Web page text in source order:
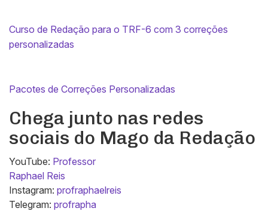
Curso de Redação para o TRF-6 com 3 correções
personalizadas
Pacotes de Correções Personalizadas
Chega junto nas redes
sociais do Mago da Redação
YouTube: Professor
Raphael Reis
Instagram: profraphaelreis
Telegram: profrapha